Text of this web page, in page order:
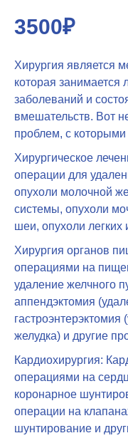
3500₽
Хирургия является
которая занимается
заболеваний и
вмешательств. Вот
проблем, с
Хирургическое
операции для
опухоли молочной
системы, опухоли
шеи, опухоли легких
Хирургия органов
операциями на
удаление желчного
аппендэктомия
гастроэнтерэктомия
желудка) и другие
Кардиохирургия:
операциями на
коронарное
операции на
шунтирование и